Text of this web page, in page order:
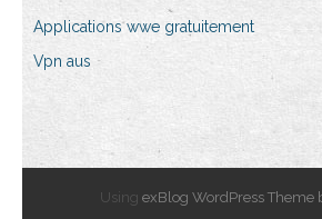
Applications wwe gratuitement
Vpn aus
Using exBlog WordPress Theme